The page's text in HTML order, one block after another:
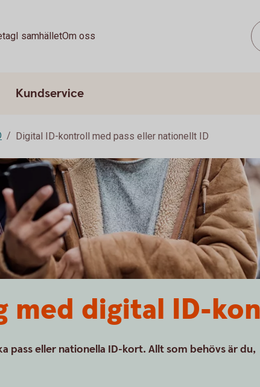
I samhälletOm oss
Kundservice
Digital ID-kontroll med pass eller nationellt ID
med digital ID-
pass eller nationella ID-kort. Allt som behövs är du,